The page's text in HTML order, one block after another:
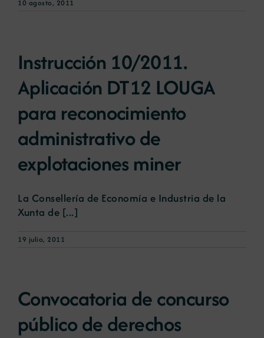
Portal de empleo
Contacto
10 agosto, 2011
Instrucción 10/2011.
Aplicación DT12 LOUGA
para reconocimiento
administrativo de
explotaciones miner
La Consellería de Economía e Industria de la
Xunta de [...]
19 julio, 2011
Convocatoria de concurso
público de derechos